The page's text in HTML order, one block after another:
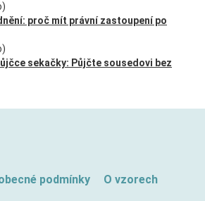
proč mít právní zastoupení po
sekačky: Půjčte sousedovi bez
podmínky O vzorech